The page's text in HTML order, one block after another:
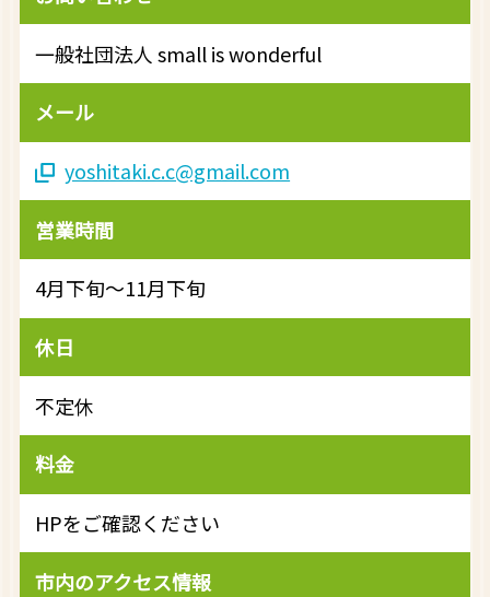
一般社団法人 small is wonderful
メール
yoshitaki.c.c@gmail.com
営業時間
4月下旬～11月下旬
休日
不定休
料金
HPをご確認ください
市内のアクセス情報